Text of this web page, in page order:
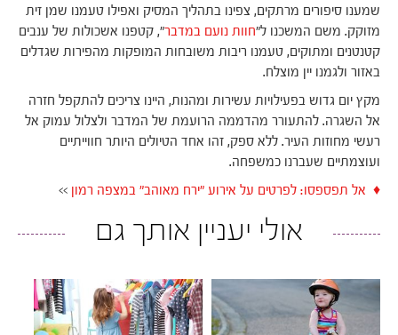
שמענו סיפורים מרתקים, צפינו בתהליך המסיק ואפילו טעמנו שמן זית
מזוקק. משם המשכנו ל"חוות נועם במדבר", קטפנו אשכולות של ענבים
קטנטנים ומתוקים, טעמנו ריבות משובחות המופקות מהפירות שגדלים
באזור ולגמנו יין מוצלח.
מקץ יום גדוש בפעילויות עשירות ומהנות, היינו צריכים להתקפל חזרה
אל השגרה. להתעורר מהדממה הרועמת של המדבר ולצלול עמוק אל
רעשי מחוזות העיר. ללא ספק, זהו אחד הטיולים היותר חווייתיים
ועוצמתיים שעברנו כמשפחה.
♦ אל תפספסו: לפרטים על אירוע "ירח מאוהב" במצפה רמון >>
אולי יעניין אותך גם